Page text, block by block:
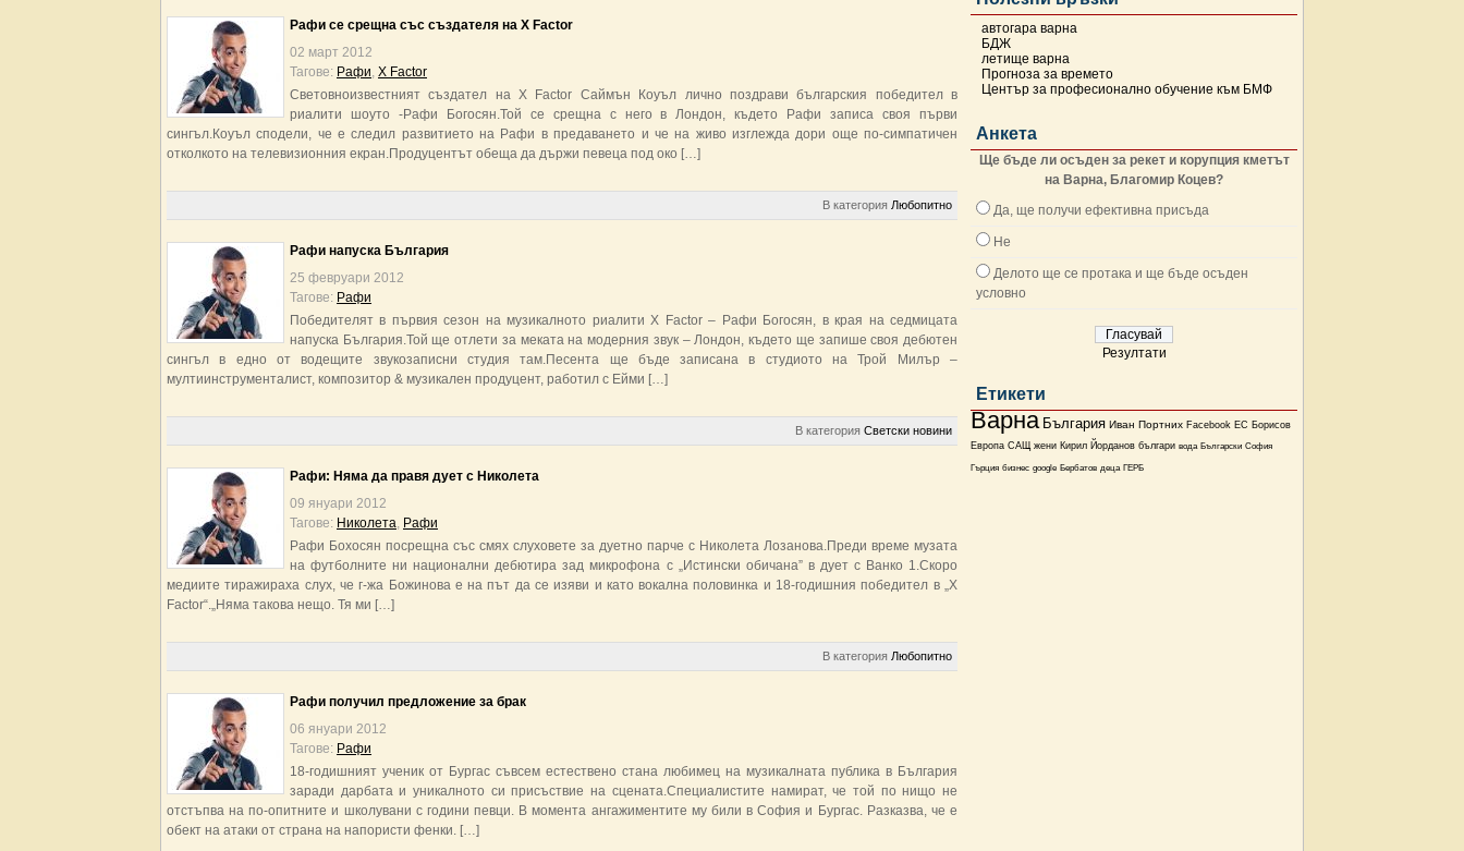
автогара варна
БДЖ
летище варна
Прогноза за времето
Център за професионално обучение към БМФ
Анкета
Ще бъде ли осъден за рекет и корупция кметът
на Варна, Благомир Коцев?
Да, ще получи ефективна присъда
Не
Делото ще се протака и ще бъде осъден
условно
Резултати
Етикети
Варна България Иван Портних Facebook ЕС Борисов
Европа САЩ жени Кирил Йорданов българи вода Български София
Гърция бизнес google Бербатов деца ГЕРБ
Рафи се срещна със създателя на Х Factor
02 март 2012
Тагове: Рафи, Х Factor
Световноизвестният създател на Х Factor Саймън Коуъл лично поздрави българския победител в
риалити шоуто -Рафи Богосян.Той се срещна с него в Лондон, където Рафи записа своя първи
сингъл.Коуъл сподели, че е следил развитието на Рафи в предаването и че на живо изглежда дори още по-симпатичен
отколкото на телевизионния екран.Продуцентът обеща да държи певеца под око […]
В категория Любопитно
Рафи напуска България
25 февруари 2012
Тагове: Рафи
Победителят в първия сезон на музикалното риалити X Factor – Рафи Богосян, в края на седмицата
напуска България.Той ще отлети за меката на модерния звук – Лондон, където ще запише своя дебютен
сингъл в едно от водещите звукозаписни студия там.Песента ще бъде записана в студиото на Трой Милър –
мултиинструменталист, композитор & музикален продуцент, работил с Ейми […]
В категория Светски новини
Рафи: Няма да правя дует с Николета
09 януари 2012
Тагове: Николета, Рафи
Рафи Бохосян посрещна със смях слуховете за дуетно парче с Николета Лозанова.Преди време музата
на футболните ни национални дебютира зад микрофона с „Истински обичана” в дует с Ванко 1.Скоро
медиите тиражираха слух, че г-жа Божинова е на път да се изяви и като вокална половинка и 18-годишния победител в „X
Factor“.„Няма такова нещо. Тя ми […]
В категория Любопитно
Рафи получил предложение за брак
06 януари 2012
Тагове: Рафи
18-годишният ученик от Бургас съвсем естествено стана любимец на музикалната публика в България
заради дарбата и уникалното си присъствие на сцената.Специалистите намират, че той по нищо не
отстъпва на по-опитните и школувани с години певци. В момента ангажиментите му били в София и Бургас. Разказва, че е
обект на атаки от страна на напористи фенки. […]